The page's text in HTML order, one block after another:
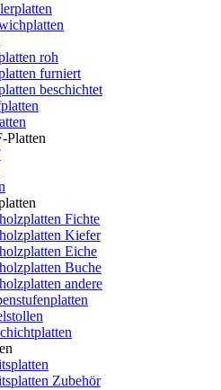
roh
furniert
beschichtet
Platten
Fichte
Kiefer
Eiche
Buche
andere
Zubehör